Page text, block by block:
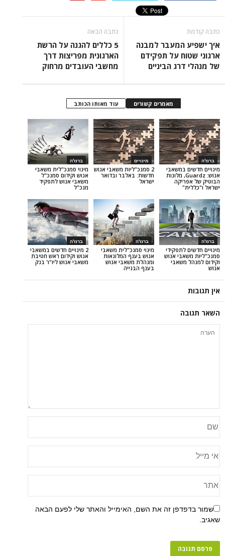
המעבר למבנה
על תפקידם
הביניים
5 כללים להגנה על הרשת
הארגונית מפריצות דרך
מחשבי העובדים מרחוק
עוד מאותו הכותב
ברנז'ה
מינוי סמנכ"לית משאבי
אנוש וקידום סמנכ"ל
משאבי אנוש לתפקיד
מינויים
2 סמנכ"ליות משאבי אנוש
חדשות: באלבר ובדואר
ישראל
במשאבי
אנוש: Guardz, מלונות
ברנז'ה
2 מינויים חדשים במשאבי
אנוש וקידום ראש חטיבת
משאבי אנוש ליו"ר בנק
ברנז'ה
מינוי סמנכ"לית משאבי
אנוש בענף המלונאות
ומנהלת משאבי אנוש
אנוש
זה את השם, האימייל והאתר שלי לפעם הבאה